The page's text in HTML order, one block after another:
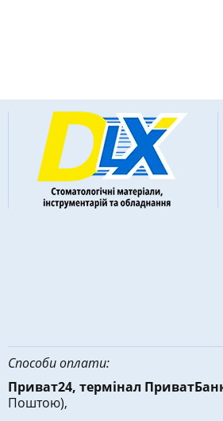
Способи оплати:
Приват24, термінал
Поштою),